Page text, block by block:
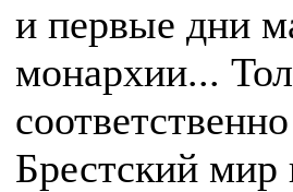
и первые дни
монархии...
Брестский